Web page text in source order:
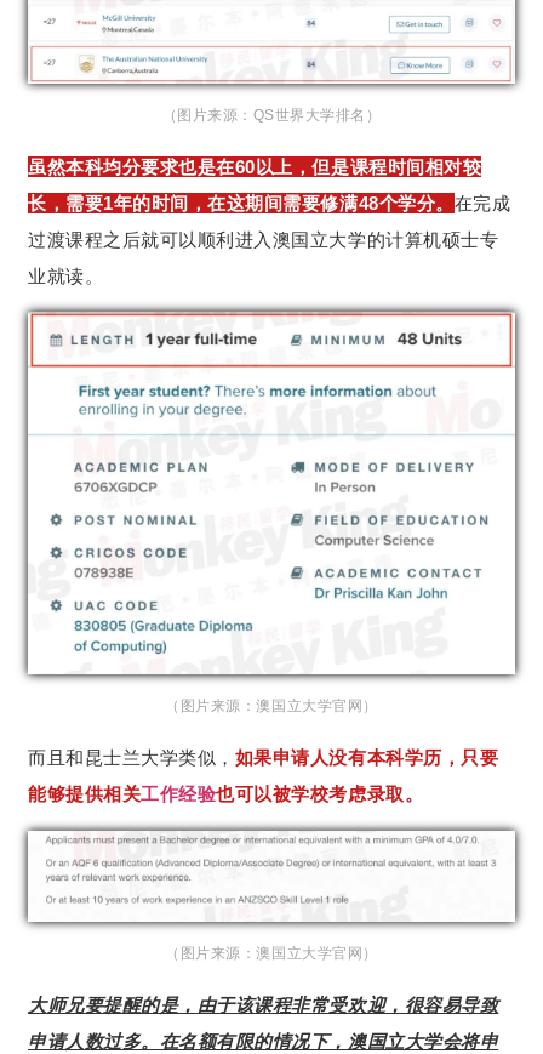
（图片来源：QS世界大学排名）
虽然本科均分要求也是在60以上，但是课程时间相对较
长，需要1年的时间，在这期间需要修满48个学分。 在完成
过渡课程之后就可以顺利进入澳国立大学的计算机硕士专
业就读。
（图片来源：澳国立大学官网）
而且和昆士兰大学类似， 如果申请人没有本科学历，只要
能够提供相关工作经验也可以被学校考虑录取。
（图片来源：澳国立大学官网）
大师兄要提醒的是，由于该课程非常受欢迎，很容易导致
申请人数过多。在名额有限的情况下，澳国立大学会将申